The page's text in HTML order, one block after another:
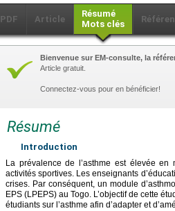
PDF Article
Résumé
Mots clés
Bienvenue sur EM-consulte, la
Article gratuit.
Connectez-vous pour en bénéficier!
Résumé
Introduction
La prévalence de l’asthme est élevée
activités sportives. Les enseignants
crises. Par conséquent, un module
EPS (LPEPS) au Togo. L’objectif de cette
étudiants sur l’asthme afin d’adapter et